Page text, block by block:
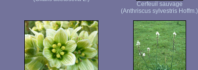
Cerfeuil sauvage
(Anthriscus sylvestris Hoffm.)